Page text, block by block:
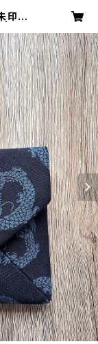
印帳